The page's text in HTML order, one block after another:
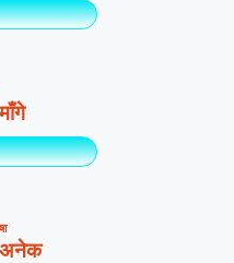
अनेक